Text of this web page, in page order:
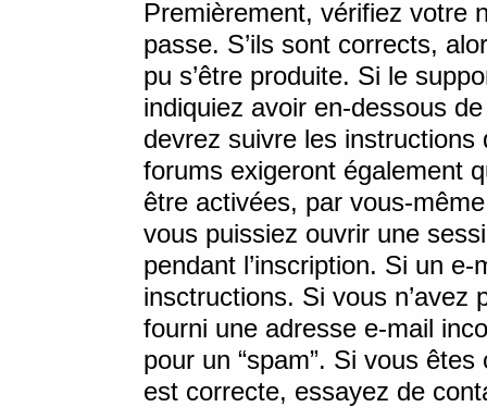
Premièrement, vérifiez votre
passe. S’ils sont corrects,
pu s’être produite. Si le
indiquiez avoir en-dessous
devrez suivre les
forums exigeront également
être activées, par vous-
vous puissiez ouvrir une
pendant l’inscription. Si un
insctructions. Si vous n’avez
fourni une adresse e-mail
pour un “spam”. Si vous
est correcte, essayez de